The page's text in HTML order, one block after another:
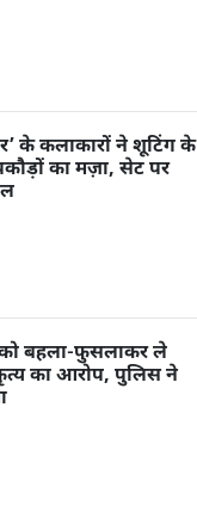
के कलाकारों ने शूटिंग के
का मज़ा, सेट पर
को बहला-फुसलाकर ले
का आरोप, पुलिस ने